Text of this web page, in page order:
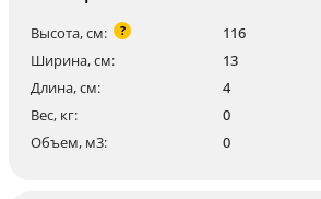
Высота, см: ?
116
Ширина, см:
13
Длина, см:
4
Вес, кг:
0
Объем, м3:
0